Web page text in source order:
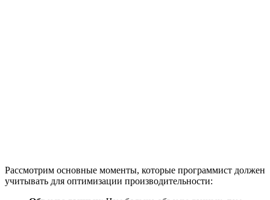
Рассмотрим основные моменты, которые программист должен
учитывать для оптимизации производительности: